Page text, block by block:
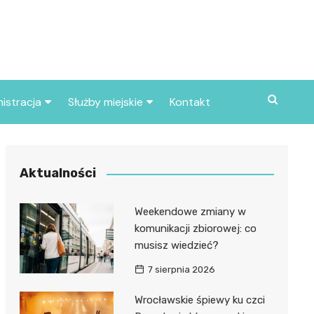
miasta
Służby miejskie
Policja
Kontakt
Aktualności
Weekendowe zmiany w
komunikacji zbiorowej: co
musisz wiedzieć?
7 sierpnia 2026
Wrocławskie śpiewy ku czci